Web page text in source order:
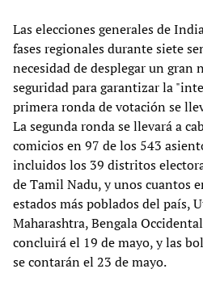
Las elecciones generales de
fases regionales durante siete
necesidad de desplegar un gran
seguridad para garantizar la
primera ronda de votación se
La segunda ronda se llevará a
comicios en 97 de los 543
incluidos los 39 distritos
de Tamil Nadu, y unos cuantos
estados más poblados del país,
Maharashtra, Bengala
concluirá el 19 de mayo, y las
se contarán el 23 de mayo.